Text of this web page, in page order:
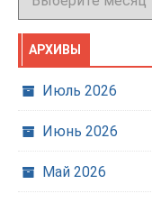
АРХИВЫ
Июль 2026
Июнь 2026
Май 2026